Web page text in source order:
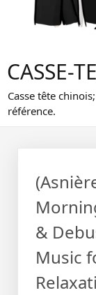
CASSE-
Casse tête
référence.
&
Music